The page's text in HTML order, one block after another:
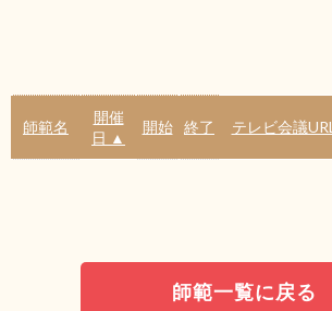
師範名
開催
日 ▲
開始 終了 テレビ会議URL
師範一覧に戻る